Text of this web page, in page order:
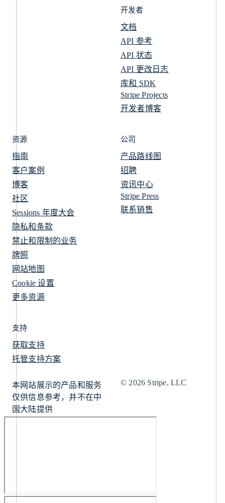
开发者
文档
API 参考
API 状态
API 更改日志
库和 SDK
Stripe Projects
开发者博客
资源
指南
客户案例
博客
社区
Sessions 年度大会
隐私和条款
禁止和限制的业务
牌照
网站地图
Cookie 设置
更多资源
公司
产品路线图
招聘
资讯中心
Stripe Press
联系销售
支持
获取支持
托管支持方案
本网站展示的产品和服务
仅供信息参考，并不在中
国大陆提供
© 2026 Stripe, LLC